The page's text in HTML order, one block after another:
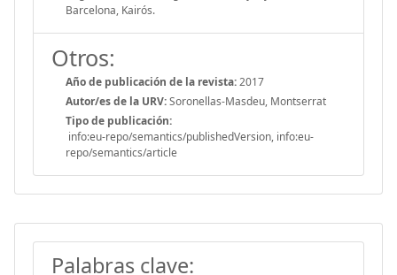
Barcelona, Kairós.
Otros:
Año de publicación de la revista:2017
Autor/es de la URV:Soronellas-Masdeu, Montserrat
Tipo de publicación:
info:eu-repo/semantics/publishedVersion, info:eu-
repo/semantics/article
Palabras clave: